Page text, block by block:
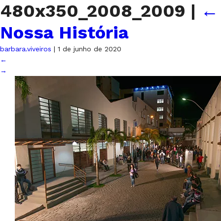
480x350_2008_2009 | ←
Nossa História
barbara.viveiros | 1 de junho de 2020
←
→